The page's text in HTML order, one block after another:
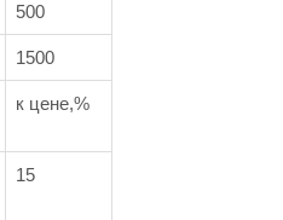
500
1500
к цене,%
15